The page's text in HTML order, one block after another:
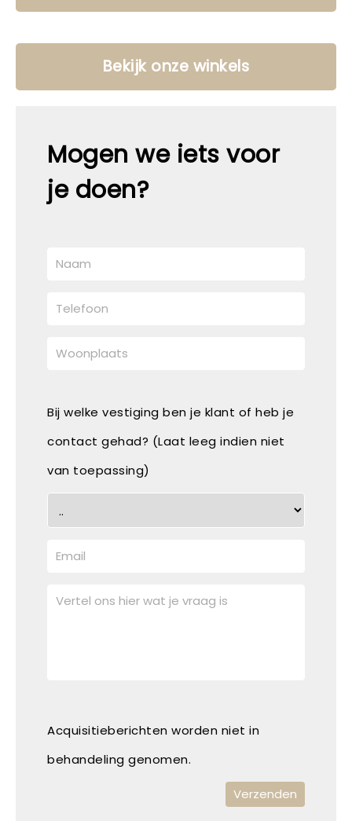
Bekijk onze winkels
Mogen we iets voor
je doen?
Bij welke vestiging ben je klant of heb je
contact gehad? (Laat leeg indien niet
van toepassing)
Acquisitieberichten worden niet in
behandeling genomen.